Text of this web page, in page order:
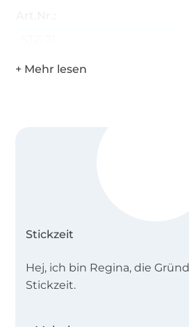
Stickzeit
Hej, ich bin Regina, die
Stickzeit.